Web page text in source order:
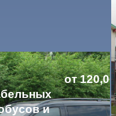
и
от